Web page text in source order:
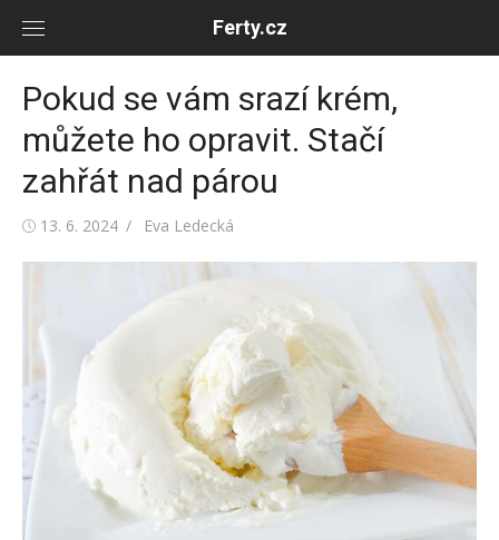
Ferty.cz
Pokud se vám srazí krém,
můžete ho opravit. Stačí
zahřát nad párou
Posted
13. 6. 2024 Author
Eva Ledecká